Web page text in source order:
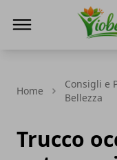
Home
Consigli e
Bellezza
Trucco